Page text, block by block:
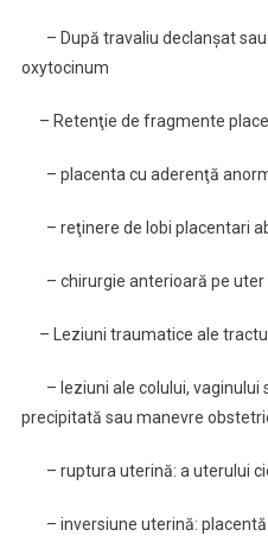
– După travaliu declanşat sau
oxytocinum
– Retenţie de fragmente
– placenta cu aderenţă
– reţinere de lobi placentari
– chirurgie anterioară pe uter
– Leziuni traumatice ale
– leziuni ale colului, vaginului
precipitată sau manevre
– ruptura uterină: a uterului
– inversiune uterină: